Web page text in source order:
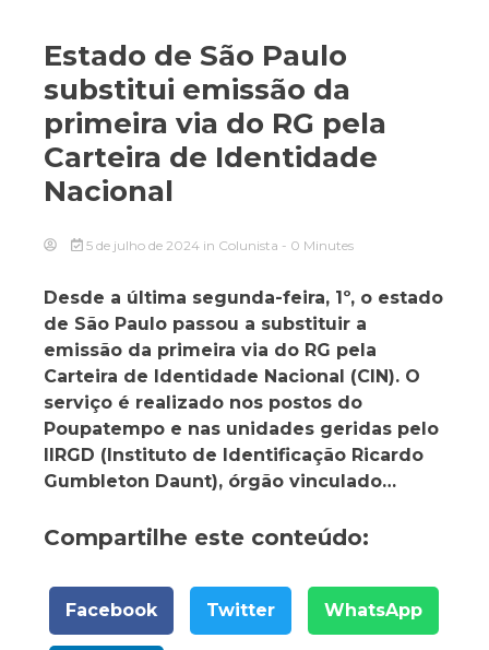
Estado de São Paulo
substitui emissão da
primeira via do RG pela
Carteira de Identidade
Nacional
5 de julho de 2024 in Colunista - 0 Minutes
Desde a última segunda-feira, 1º, o estado
de São Paulo passou a substituir a
emissão da primeira via do RG pela
Carteira de Identidade Nacional (CIN). O
serviço é realizado nos postos do
Poupatempo e nas unidades geridas pelo
IIRGD (Instituto de Identificação Ricardo
Gumbleton Daunt), órgão vinculado…
Compartilhe este conteúdo:
Facebook Twitter WhatsApp